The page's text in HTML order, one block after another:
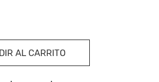
AL CARRITO